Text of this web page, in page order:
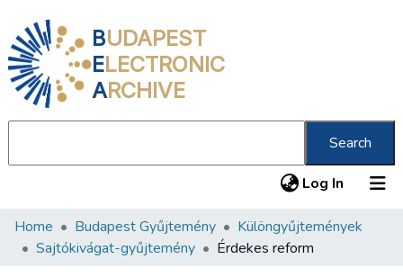
BUDAPEST
ELECTRONIC
ARCHIVE
Search
Log In (current)
Communities & Collections
Home Budapest Gyűjtemény
Különgyűjtemények
Sajtókivágat-gyűjtemény
Érdekes reform